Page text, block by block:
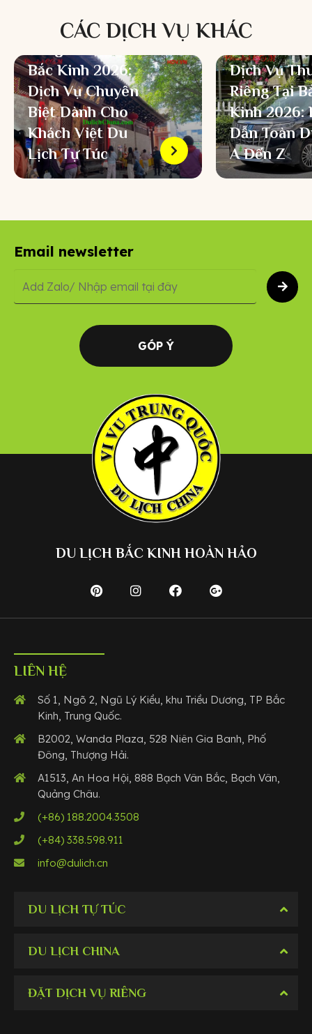
CÁC DỊCH VỤ KHÁC
Bắc Kinh 2026:
Dịch Vụ Chuyên
Biệt Dành Cho
Khách Việt Du
Lịch Tự Túc
Dịch Vụ
Riêng Tại
Kinh 2026:
Dẫn Toàn
A Đến Z
Email newsletter
GÓP Ý
DU LỊCH BẮC KINH HOÀN HẢO
LIÊN HỆ
Số 1, Ngõ 2, Ngũ Lý Kiều, khu Triều Dương, TP Bắc
Kinh, Trung Quốc.
B2002, Wanda Plaza, 528 Niên Gia Banh, Phố
Đông, Thượng Hải.
A1513, An Hoa Hội, 888 Bạch Vân Bắc, Bạch Vân,
Quảng Châu.
(+86) 188.2004.3508
(+84) 338.598.911
info@dulich.cn
DU LỊCH TỰ TÚC
DU LỊCH CHINA
ĐẶT DỊCH VỤ RIÊNG